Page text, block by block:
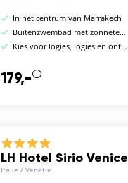
In het centrum van Marrakech
Buitenzwembad met zonneterras
Kies voor logies, logies en ontbijt, halfpension of volpension
179,-
LH Hotel Sirio Venice
Italië / Venetie